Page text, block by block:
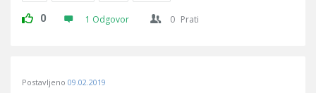
0 1 Odgovor 0 Prati
Postavljeno 09.02.2019